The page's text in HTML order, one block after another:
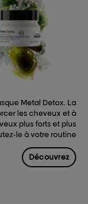
Metal Detox. La
les cheveux et à
plus forts et plus
le à votre routine
Découvrez